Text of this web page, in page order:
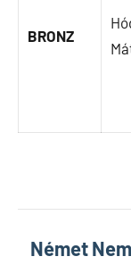
BRONZ
Német